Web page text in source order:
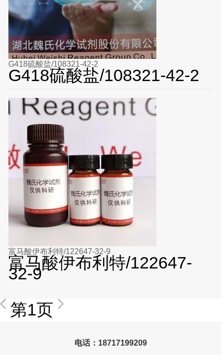
G418硫酸盐/108321-42-2
G418硫酸盐/108321-42-2
富马酸伊布利特/122647-32-9
富马酸伊布利特/122647-
32-9
第1页
电话：18717199209